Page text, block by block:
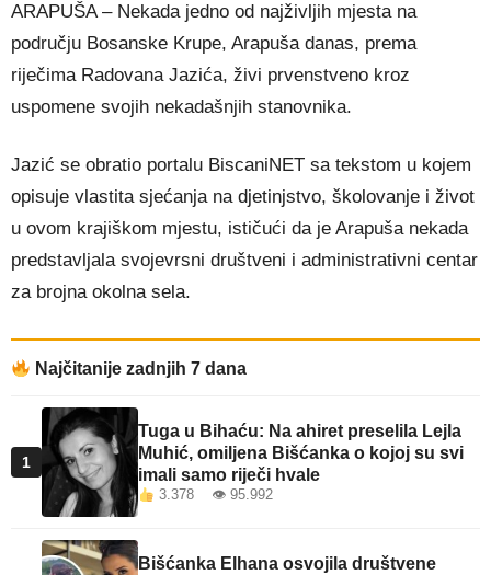
ARAPUŠA – Nekada jedno od najživljih mjesta na
području Bosanske Krupe, Arapuša danas, prema
riječima Radovana Jazića, živi prvenstveno kroz
uspomene svojih nekadašnjih stanovnika.
Jazić se obratio portalu BiscaniNET sa tekstom u kojem
opisuje vlastita sjećanja na djetinjstvo, školovanje i život
u ovom krajiškom mjestu, ističući da je Arapuša nekada
predstavljala svojevrsni društveni i administrativni centar
za brojna okolna sela.
Najčitanije zadnjih 7 dana
1
Tuga u Bihaću: Na ahiret preselila Lejla
Muhić, omiljena Bišćanka o kojoj su svi
imali samo riječi hvale
3.378 👁 95.992
Bišćanka Elhana osvojila društvene